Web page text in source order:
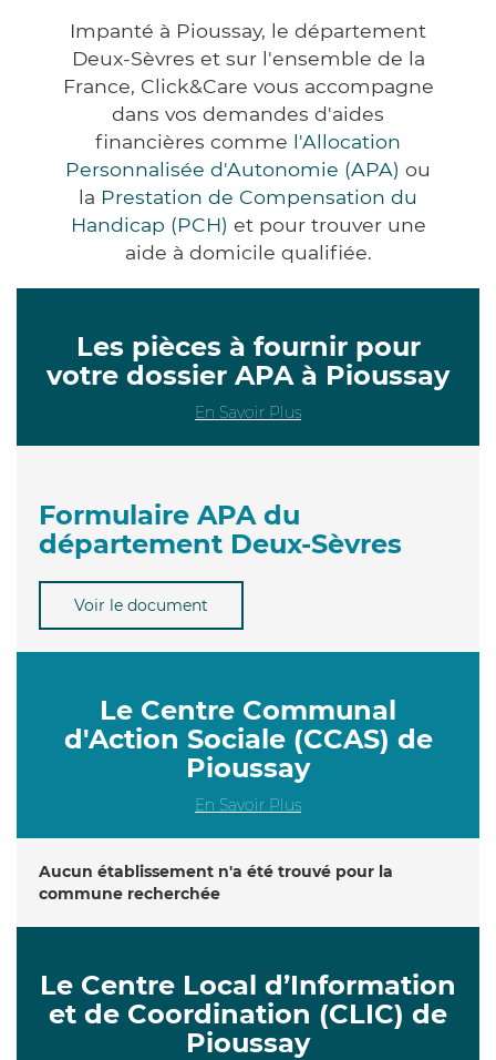
Impanté à Pioussay, le département
Deux-Sèvres et sur l'ensemble de la
France, Click&Care vous accompagne
dans vos demandes d'aides
financières comme l'Allocation
Personnalisée d'Autonomie (APA) ou
la Prestation de Compensation du
Handicap (PCH) et pour trouver une
aide à domicile qualifiée.
Les pièces à fournir pour
votre dossier APA à Pioussay
En Savoir Plus
Formulaire APA du
département Deux-Sèvres
Voir le document
Le Centre Communal
d'Action Sociale (CCAS) de
Pioussay
En Savoir Plus
Aucun établissement n'a été trouvé pour la
commune recherchée
Le Centre Local d’Information
et de Coordination (CLIC) de
Pioussay